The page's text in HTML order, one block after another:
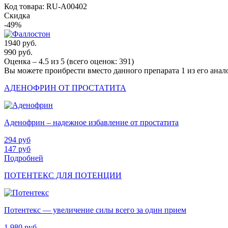
Код товара: RU-A00402
Скидка
-49%
1940 руб.
990 руб.
Оценка – 4.5 из 5 (всего оценок: 391)
Вы можете проибрести вместо данного препарата 1 из его
АДЕНОФРИН ОТ ПРОСТАТИТА
Аденофрин – надежное избавление от простатита
294 руб
147 руб
Подробней
ПОТЕНТЕКС ДЛЯ ПОТЕНЦИИ
Потентекс — увеличение силы всего за один прием